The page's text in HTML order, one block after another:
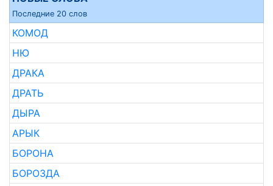
Последние 20 слов
КОМОД
НЮ
ДРАКА
ДРАТЬ
ДЫРА
АРЫК
БОРОНА
БОРОЗДА